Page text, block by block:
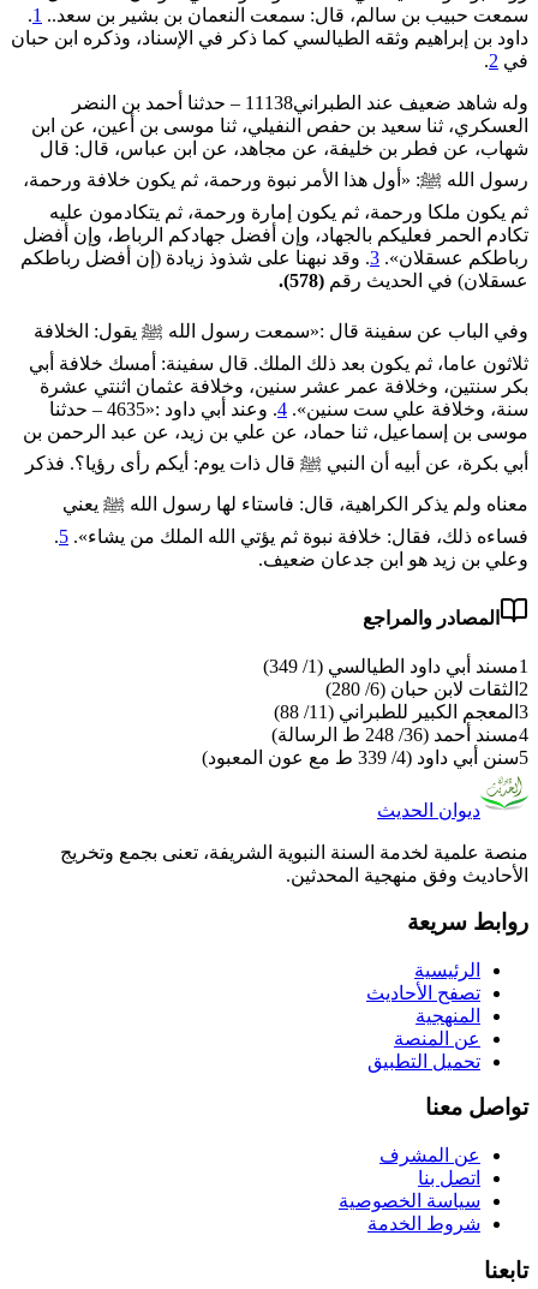
سمعت حبيب بن سالم، قال: سمعت النعمان بن بشير بن سعد.. 1
.
داود بن إبراهيم وثقه الطيالسي كما ذكر في الإسناد، وذكره ابن حبان
في 2
.
وله شاهد ضعيف عند الطبراني11138 – حدثنا أحمد بن النضر
العسكري، ثنا سعيد بن حفص النفيلي، ثنا موسى بن أعين، عن ابن
شهاب، عن فطر بن خليفة، عن مجاهد، عن ابن عباس، قال: قال
رسول الله ﷺ: «أول هذا الأمر نبوة ورحمة، ثم يكون خلافة ورحمة،
ثم يكون ملكا ورحمة، ثم يكون إمارة ورحمة، ثم يتكادمون عليه
تكادم الحمر فعليكم بالجهاد، وإن أفضل جهادكم الرباط، وإن أفضل
‌رباطكم ‌عسقلان». 3. وقد نبهنا على شذوذ زيادة (إن أفضل ‌رباطكم
‌عسقلان) في الحديث رقم (578).
وفي الباب عن سفينة قال :«سمعت رسول الله ﷺ يقول: ‌الخلافة
‌ثلاثون ‌عاما، ثم يكون بعد ذلك الملك. قال سفينة: أمسك خلافة أبي
بكر سنتين، وخلافة عمر عشر سنين، وخلافة عثمان اثنتي عشرة
سنة، وخلافة علي ست سنين». 4
. وعند أبي داود :«4635 – حدثنا
موسى بن إسماعيل، ثنا حماد، عن علي بن زيد، عن عبد الرحمن بن
أبي بكرة، عن أبيه أن النبي ﷺ قال ذات يوم: أيكم رأى رؤيا؟. فذكر
معناه ولم يذكر الكراهية، قال: فاستاء لها رسول الله ﷺ يعني
فساءه ذلك، فقال: ‌خلافة ‌نبوة ‌ثم ‌يؤتي الله الملك من يشاء». 5
.
وعلي بن زيد هو ابن جدعان ضعيف.
المصادر والمراجع
1مسند أبي داود الطيالسي (1/ 349)
2 الثقات لابن حبان (6/ 280)
3 المعجم الكبير للطبراني (11/ 88)
4مسند أحمد (36/ 248 ط الرسالة)
5سنن أبي داود (4/ 339 ط مع عون المعبود)
ديوان الحديث
منصة علمية لخدمة السنة النبوية الشريفة، تعنى بجمع وتخريج
الأحاديث وفق منهجية المحدثين.
روابط سريعة
الرئيسية
تصفح الأحاديث
المنهجية
عن المنصة
تحميل التطبيق
تواصل معنا
عن المشرف
اتصل بنا
سياسة الخصوصية
شروط الخدمة
تابعنا